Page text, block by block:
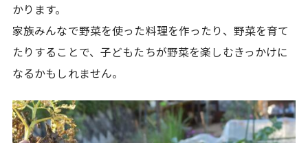
かります。
家族みんなで野菜を使った料理を作ったり、野菜を育て
たりすることで、子どもたちが野菜を楽しむきっかけに
なるかもしれません。